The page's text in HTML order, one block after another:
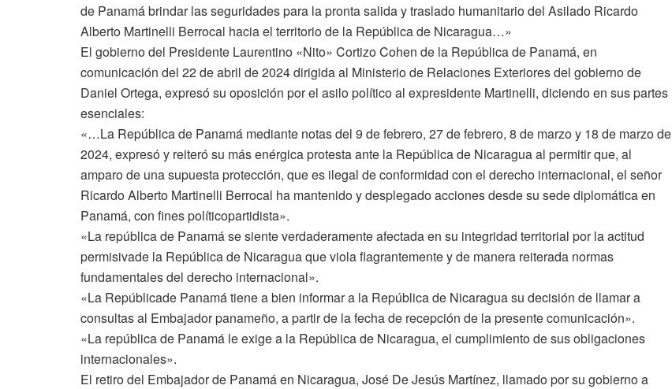
de Panamá brindar las seguridades para la pronta salida y traslado humanitario del Asilado Ricardo
Alberto Martinelli Berrocal hacia el territorio de la República de Nicaragua…»
El gobierno del Presidente Laurentino «Nito» Cortizo Cohen de la República de Panamá, en
comunicación del 22 de abril de 2024 dirigida al Ministerio de Relaciones Exteriores del gobierno de
Daniel Ortega, expresó su oposición por el asilo político al expresidente Martinelli, diciendo en sus partes
esenciales:
«…La República de Panamá mediante notas del 9 de febrero, 27 de febrero, 8 de marzo y 18 de marzo de
2024, expresó y reiteró su más enérgica protesta ante la República de Nicaragua al permitir que, al
amparo de una supuesta protección, que es ilegal de conformidad con el derecho internacional, el señor
Ricardo Alberto Martinelli Berrocal ha mantenido y desplegado acciones desde su sede diplomática en
Panamá, con fines políticopartidista».
«La república de Panamá se siente verdaderamente afectada en su integridad territorial por la actitud
permisivade la República de Nicaragua que viola flagrantemente y de manera reiterada normas
fundamentales del derecho internacional».
«La Repúblicade Panamá tiene a bien informar a la República de Nicaragua su decisión de llamar a
consultas al Embajador panameño, a partir de la fecha de recepción de la presente comunicación».
«La república de Panamá le exige a la República de Nicaragua, el cumplimiento de sus obligaciones
internacionales».
El retiro del Embajador de Panamá en Nicaragua, José De Jesús Martínez, llamado por su gobierno a